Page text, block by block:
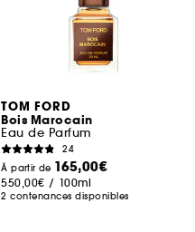
TOM FORD
Bois Marocain
Eau de Parfum
24
À partir de 165,00€
550,00€ / 100ml
2 contenances disponibles